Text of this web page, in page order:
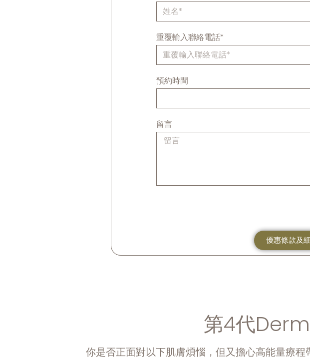
重覆輸入聯絡電話*
預約時間
留言
優惠條款及
第4代
你是否正面對以下肌膚煩惱，但又擔心高能量療程